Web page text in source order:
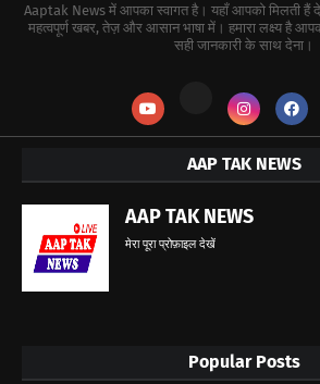
Aaptak News में आपका स्वागत है। यहाँ आपको मिलती हैं
महत्वपूर्ण खबर, तेज़ और आसान भाषा में। हमारा लक्ष्य है
सही जानकारी के साथ देना।
AAP TAK NEWS
AAP TAK NEWS
मेरा पूरा प्रोफ़ाइल देखें
Popular Posts